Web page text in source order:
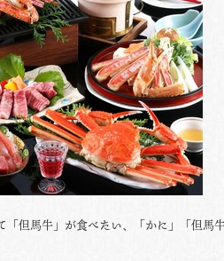
但馬牛」が食べたい、「かに」「但馬